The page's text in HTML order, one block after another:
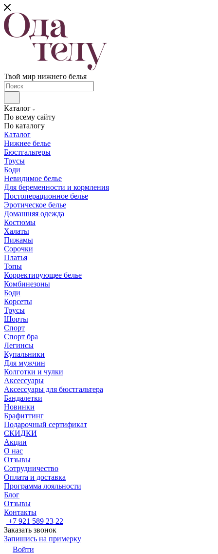
Твой мир нижнего белья
Каталог
По всему сайту
По каталогу
Каталог
Нижнее белье
Бюстгальтеры
Трусы
Боди
Невидимое белье
Для беременности и кормления
Постоперационное белье
Эротическое белье
Домашняя одежда
Костюмы
Халаты
Пижамы
Сорочки
Платья
Топы
Корректирующее белье
Комбинезоны
Боди
Корсеты
Трусы
Шорты
Спорт
Спорт бра
Легинсы
Купальники
Для мужчин
Колготки и чулки
Аксессуары
Аксессуары для бюстгальтера
Бандалетки
Новинки
Брафиттинг
Подарочный сертификат
СКИДКИ
Акции
О нас
Отзывы
Сотрудничество
Оплата и доставка
Программа лояльности
Блог
Отзывы
Контакты
+7 921 589 23 22
Заказать звонок
Запишись на примерку
Войти